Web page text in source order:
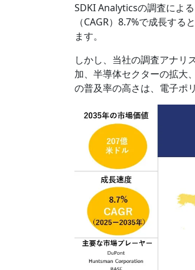
SDKI Analyticsの調査によ
（CAGR）8.7%で成長す
ます。
しかし、当社の調査アナリ
加、半導体セクターの拡大
の普及率の高さは、電子ポ